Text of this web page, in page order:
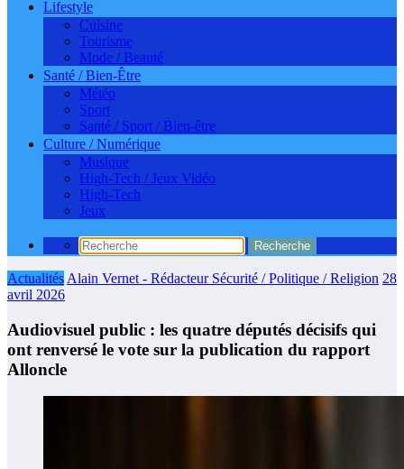
Lifestyle
Cuisine
Tourisme
Mode / Beauté
Santé / Bien-Être
Météo
Sport
Santé / Sport / Bien-être
Culture / Numérique
Musique
High-Tech / Jeux Vidéo
High-Tech
Jeux
Actualités Alain Vernet - Rédacteur Sécurité / Politique / Religion 28
avril 2026
Audiovisuel public : les quatre députés décisifs qui
ont renversé le vote sur la publication du rapport
Alloncle